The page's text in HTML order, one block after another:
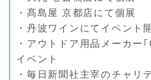
・髙島屋 京都店にて個展
・丹波ワインにてイベント
・アウトドア用品メーカー
イベント
・毎日新聞社主宰のチャリ